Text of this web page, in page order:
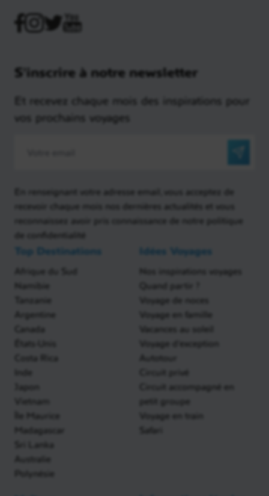
S'inscrire à notre newsletter
Et recevez chaque mois des inspirations pour
vos prochains voyages
En renseignant votre adresse email, vous acceptez de
recevoir chaque mois nos dernières actualités et vous
reconnaissez avoir pris connaissance de notre politique
de confidentialité
Top Destinations
Afrique du Sud
Namibie
Tanzanie
Argentine
Canada
États-Unis
Costa Rica
Inde
Japon
Vietnam
Île Maurice
Madagascar
Sri Lanka
Australie
Polynésie
Idées Voyages
Nos inspirations voyages
Quand partir ?
Voyage de noces
Voyage en famille
Vacances au soleil
Voyage d'exception
Autotour
Circuit privé
Circuit accompagné en
petit groupe
Voyage en train
Safari